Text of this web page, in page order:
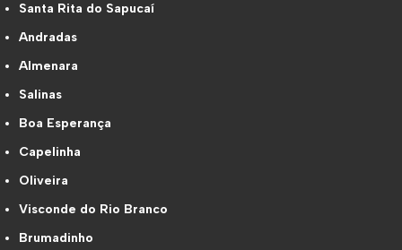
Santa Rita do Sapucaí
Andradas
Almenara
Salinas
Boa Esperança
Capelinha
Oliveira
Visconde do Rio Branco
Brumadinho